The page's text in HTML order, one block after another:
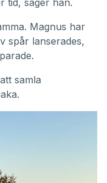
tid, säger han.
Magnus har
spår lanserades,
samla